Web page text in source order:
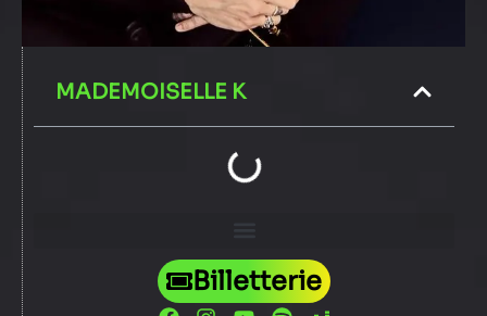
MADEMOISELLE K
Billetterie